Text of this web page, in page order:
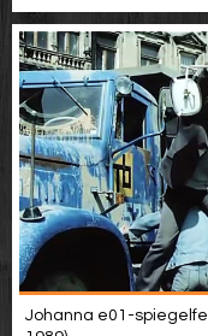
Johanna e01-